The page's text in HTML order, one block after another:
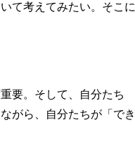
て考えてみたい。そこに
要。そして、自分たち
がら、自分たちが「でき